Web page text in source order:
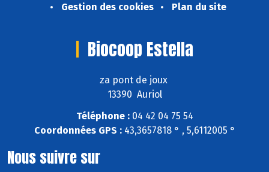
Gestion des cookies
Plan du site
Biocoop Estella
za pont de joux
13390 Auriol
Téléphone :04 42 04 75 54
Coordonnées GPS :43,3657818 ° , 5,6112005 °
Nous suivre sur